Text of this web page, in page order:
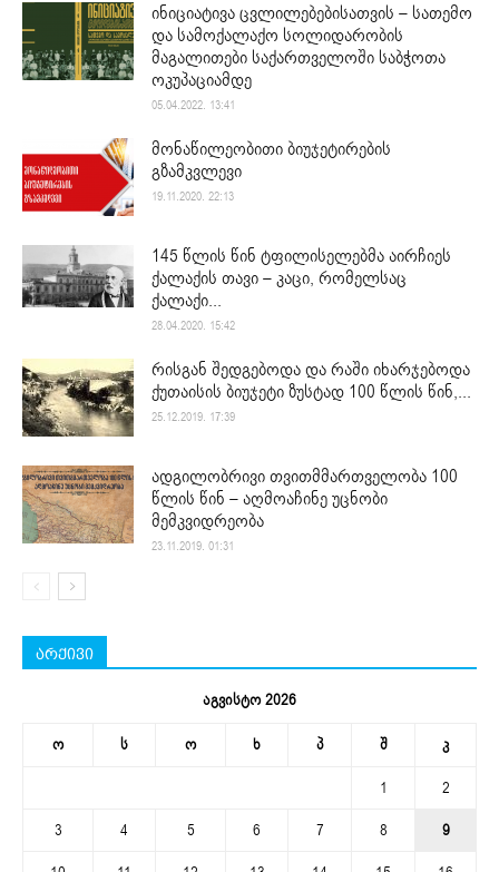
ინიციატივა ცვლილებებისათვის – სათემო
და სამოქალაქო სოლიდარობის
მაგალითები საქართველოში საბჭოთა
ოკუპაციამდე
05.04.2022. 13:41
მონაწილეობითი ბიუჯეტირების
გზამკვლევი
19.11.2020. 22:13
145 წლის წინ ტფილისელებმა აირჩიეს
ქალაქის თავი – კაცი, რომელსაც
ქალაქი...
28.04.2020. 15:42
რისგან შედგებოდა და რაში იხარჯებოდა
ქუთაისის ბიუჯეტი ზუსტად 100 წლის წინ,...
25.12.2019. 17:39
ადგილობრივი თვითმმართველობა 100
წლის წინ – აღმოაჩინე უცნობი
მემკვიდრეობა
23.11.2019. 01:31
არქივი
აგვისტო 2026
ო ს ო ხ პ შ კ
1
2
3
4 5 6 7 8
9